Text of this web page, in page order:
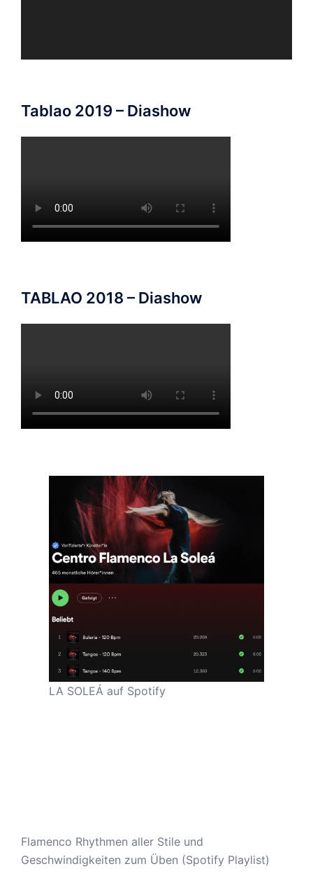
Tablao 2019 – Diashow
TABLAO 2018 – Diashow
LA SOLEÁ auf Spotify
Flamenco Rhythmen aller Stile und
Geschwindigkeiten zum Üben (Spotify Playlist)